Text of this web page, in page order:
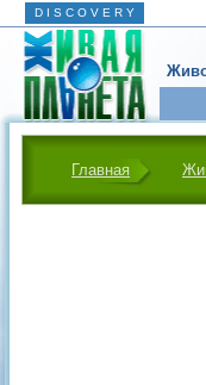
D I S C O V E R Y
Главная